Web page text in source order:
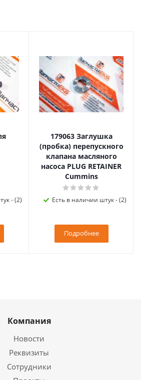
- (2)
179063 Заглушка
(пробка) перепускного
клапана масляного
насоса PLUG RETAINER
Cummins
Есть в наличии штук - (2)
Подробнее
Компания
Новости
Реквизиты
Сотрудники